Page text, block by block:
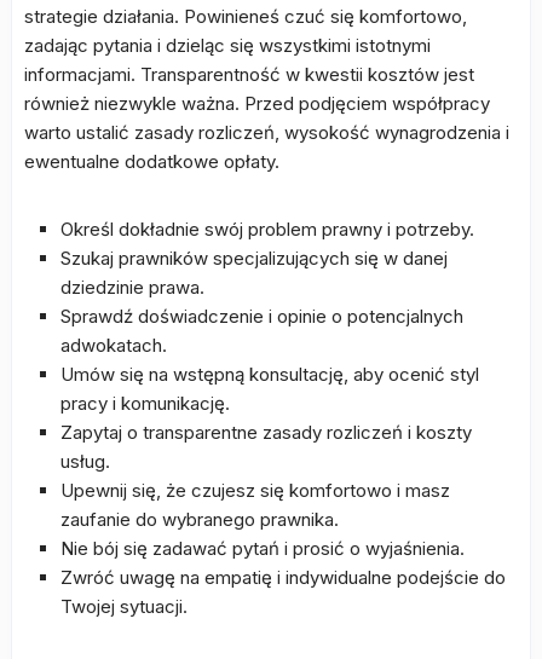
strategie działania. Powinieneś czuć się komfortowo,
zadając pytania i dzieląc się wszystkimi istotnymi
informacjami. Transparentność w kwestii kosztów jest
również niezwykle ważna. Przed podjęciem współpracy
warto ustalić zasady rozliczeń, wysokość wynagrodzenia i
ewentualne dodatkowe opłaty.
Określ dokładnie swój problem prawny i potrzeby.
Szukaj prawników specjalizujących się w danej
dziedzinie prawa.
Sprawdź doświadczenie i opinie o potencjalnych
adwokatach.
Umów się na wstępną konsultację, aby ocenić styl
pracy i komunikację.
Zapytaj o transparentne zasady rozliczeń i koszty
usług.
Upewnij się, że czujesz się komfortowo i masz
zaufanie do wybranego prawnika.
Nie bój się zadawać pytań i prosić o wyjaśnienia.
Zwróć uwagę na empatię i indywidualne podejście do
Twojej sytuacji.